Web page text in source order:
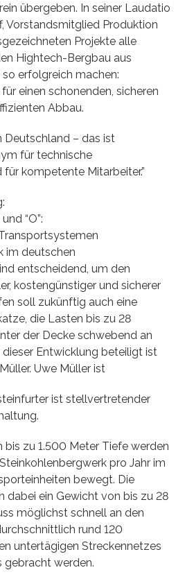
übergeben. In seiner Laudatio
Vorstandsmitglied Produktion
Projekte alle
Hightech-Bergbau aus
erfolgreich machen:
einen schonenden, sicheren
Abbau.
Deutschland – das ist
für technische
kompetente Mitarbeiter.”
“O”:
im deutschen
entscheidend, um den
kostengünstiger und sicherer
soll zukünftig auch eine
die Lasten bis zu 28
der Decke schwebend an
Entwicklung beteiligt ist
Uwe Müller ist
ist stellvertretender
bis zu 1.500 Meter Tiefe werden
pro Jahr im
bewegt. Die
dabei ein Gewicht von bis zu 28
möglichst schnell an den
rund 120
untertägigen Streckennetzes
gebracht werden.